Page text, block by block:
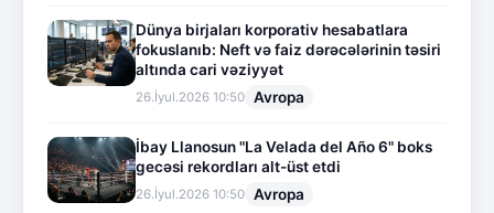
Dünya birjaları korporativ hesabatlara
fokuslanıb: Neft və faiz dərəcələrinin təsiri
altında cari vəziyyət
26.İyul.2026 10:50 Avropa
İbay Llanosun "La Velada del Año 6" boks
gecəsi rekordları alt-üst etdi
26.İyul.2026 10:50 Avropa